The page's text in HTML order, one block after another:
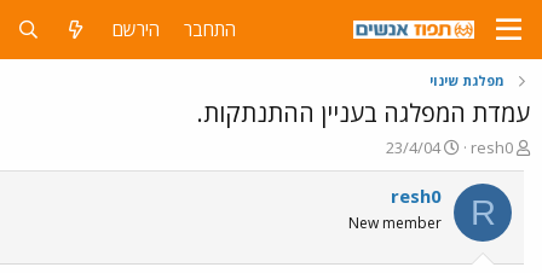
התחבר הירשם
מפלגת שינוי
עמדת המפלגה בעניין ההתנתקות.
פ
ו
ת
ח
ה
resh0
פ
ו
ר
ם
23/4/04
R
resh0
New member